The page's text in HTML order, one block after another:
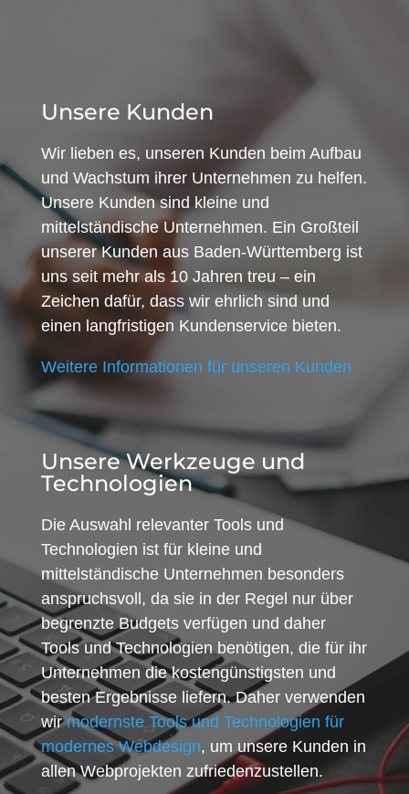
Unsere Kunden
Wir lieben es, unseren Kunden beim Aufbau
und Wachstum ihrer Unternehmen zu helfen.
Unsere Kunden sind kleine und
mittelständische Unternehmen. Ein Großteil
unserer Kunden aus Baden-Württemberg ist
uns seit mehr als 10 Jahren treu – ein
Zeichen dafür, dass wir ehrlich sind und
einen langfristigen Kundenservice bieten.
Weitere Informationen für unseren Kunden
Unsere Werkzeuge und
Technologien
Die Auswahl relevanter Tools und
Technologien ist für kleine und
mittelständische Unternehmen besonders
anspruchsvoll, da sie in der Regel nur über
begrenzte Budgets verfügen und daher
Tools und Technologien benötigen, die für ihr
Unternehmen die kostengünstigsten und
besten Ergebnisse liefern. Daher verwenden
wirmodernste Tools und Technologien für
modernes Webdesign, um unsere Kunden in
allen Webprojekten zufriedenzustellen.